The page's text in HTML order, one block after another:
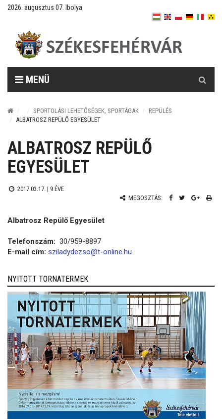
2026. augusztus 07. Ibolya
MENÜ
SPORTOLÁSI LEHETŐSÉGEK, SPORTÁGAK
REPÜLÉS
ALBATROSZ REPÜLŐ EGYESÜLET
ALBATROSZ REPÜLŐ
EGYESÜLET
2017.03.17. | 9 ÉVE
MEGOSZTÁS:
Albatrosz Repülő Egyesület
Telefonszám: 30/959-8897
E-mail cím: sziladydezso@t-online.hu
NYITOTT TORNATERMEK